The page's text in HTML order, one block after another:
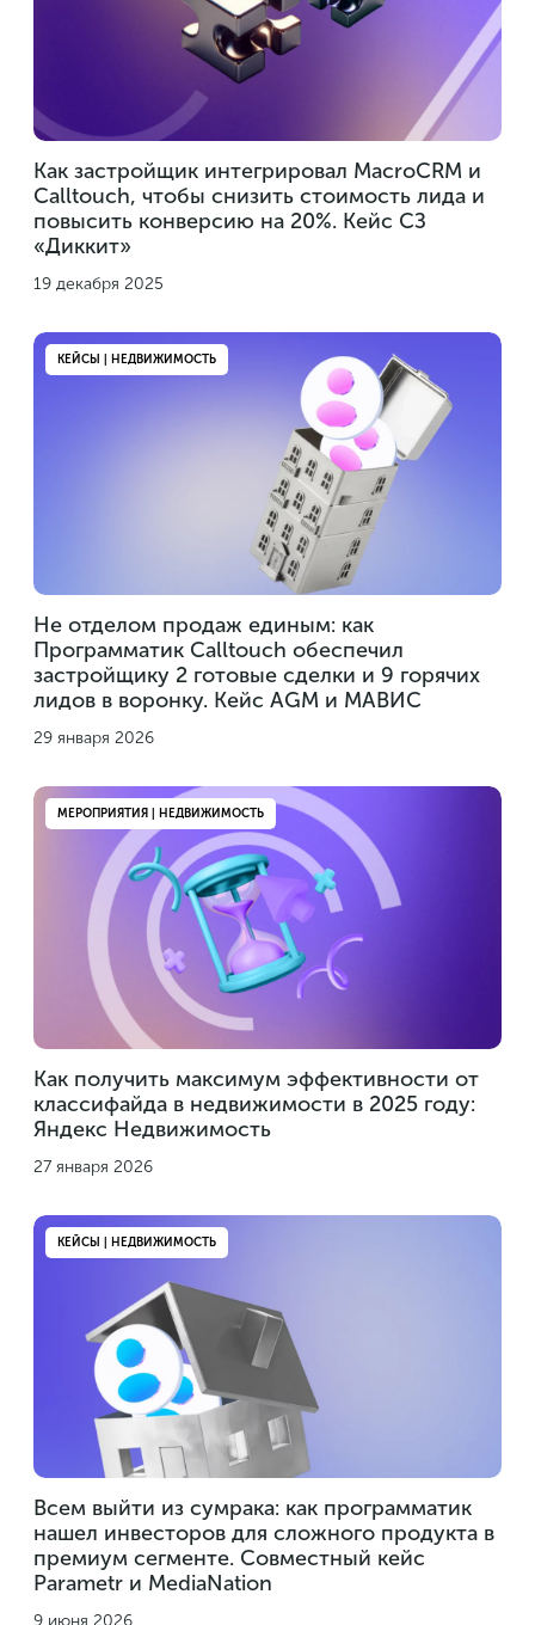
Как застройщик интегрировал MacroCRM и
Calltouch, чтобы снизить стоимость лида и
повысить конверсию на 20%. Кейс СЗ
«Диккит»
19 декабря 2025
КЕЙСЫ | НЕДВИЖИМОСТЬ
Не отделом продаж единым: как
Программатик Calltouch обеспечил
застройщику 2 готовые сделки и 9 горячих
лидов в воронку. Кейс AGM и МАВИС
29 января 2026
МЕРОПРИЯТИЯ | НЕДВИЖИМОСТЬ
Как получить максимум эффективности от
классифайда в недвижимости в 2025 году:
Яндекс Недвижимость
27 января 2026
КЕЙСЫ | НЕДВИЖИМОСТЬ
Всем выйти из сумрака: как программатик
нашел инвесторов для сложного продукта в
премиум сегменте. Совместный кейс
Parametr и MediaNation
9 июня 2026